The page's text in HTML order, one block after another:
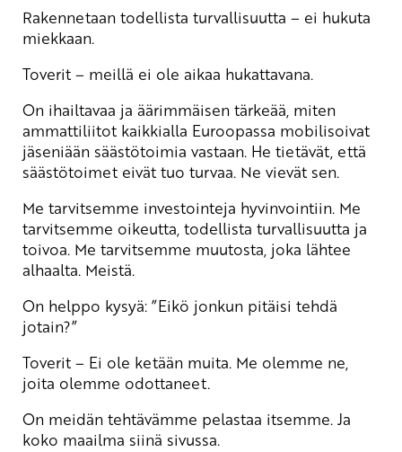
Rakennetaan todellista turvallisuutta – ei hukuta
miekkaan.
Toverit – meillä ei ole aikaa hukattavana.
On ihailtavaa ja äärimmäisen tärkeää, miten
ammattiliitot kaikkialla Euroopassa mobilisoivat
jäseniään säästötoimia vastaan. He tietävät, että
säästötoimet eivät tuo turvaa. Ne vievät sen.
Me tarvitsemme investointeja hyvinvointiin. Me
tarvitsemme oikeutta, todellista turvallisuutta ja
toivoa. Me tarvitsemme muutosta, joka lähtee
alhaalta. Meistä.
On helppo kysyä: ”Eikö jonkun pitäisi tehdä
jotain?”
Toverit – Ei ole ketään muita. Me olemme ne,
joita olemme odottaneet.
On meidän tehtävämme pelastaa itsemme. Ja
koko maailma siinä sivussa.